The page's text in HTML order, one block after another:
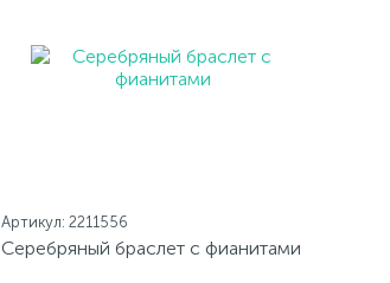
Артикул: 2211556
Серебряный браслет с фианитами